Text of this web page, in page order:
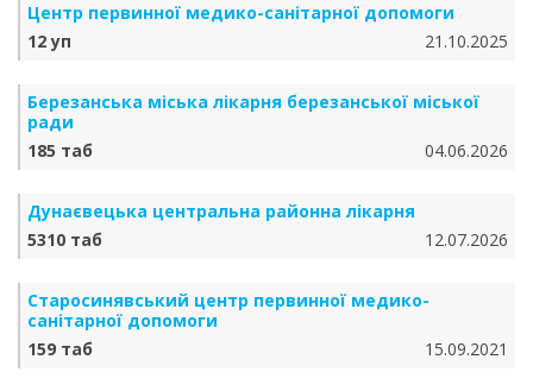
Центр первинної медико-санітарної допомоги
12 уп
21.10.2025
Березанська міська лікарня березанської міської
ради
185 таб
04.06.2026
Дунаєвецька центральна районна лікарня
5310 таб
12.07.2026
Старосинявський центр первинної медико-
санітарної допомоги
159 таб
15.09.2021